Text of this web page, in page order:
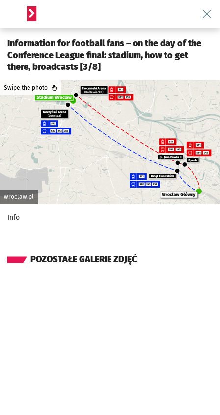
Serwis informacyjny wroclaw.pl
Information for football fans – on the day of the
Conference League final: stadium, how to get
there, broadcasts [3/8]
wroclaw.pl
Swipe the photo
Info
POZOSTAŁE GALERIE ZDJĘĆ